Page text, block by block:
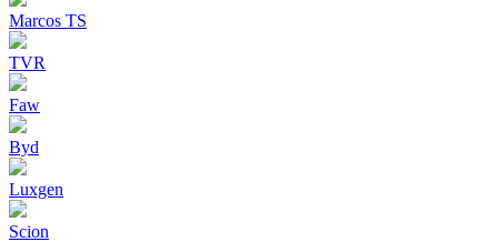
Marcos TS
TVR
Faw
Byd
Luxgen
Scion